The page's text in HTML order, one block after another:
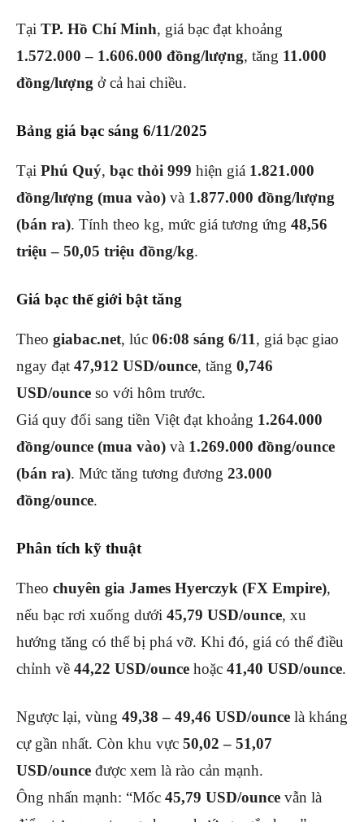
Tại TP. Hồ Chí Minh, giá bạc đạt khoảng
1.572.000 – 1.606.000 đồng/lượng, tăng 11.000
đồng/lượng ở cả hai chiều.
Bảng giá bạc sáng 6/11/2025
Tại Phú Quý, bạc thỏi 999 hiện giá 1.821.000
đồng/lượng (mua vào) và 1.877.000 đồng/lượng
(bán ra). Tính theo kg, mức giá tương ứng 48,56
triệu – 50,05 triệu đồng/kg.
Giá bạc thế giới bật tăng
Theo giabac.net, lúc 06:08 sáng 6/11, giá bạc giao
ngay đạt 47,912 USD/ounce, tăng 0,746
USD/ounce so với hôm trước.
Giá quy đổi sang tiền Việt đạt khoảng 1.264.000
đồng/ounce (mua vào) và 1.269.000 đồng/ounce
(bán ra). Mức tăng tương đương 23.000
đồng/ounce.
Phân tích kỹ thuật
Theo chuyên gia James Hyerczyk (FX Empire),
nếu bạc rơi xuống dưới 45,79 USD/ounce, xu
hướng tăng có thể bị phá vỡ. Khi đó, giá có thể điều
chỉnh về 44,22 USD/ounce hoặc 41,40 USD/ounce.
Ngược lại, vùng 49,38 – 49,46 USD/ounce là kháng
cự gần nhất. Còn khu vực 50,02 – 51,07
USD/ounce được xem là rào cản mạnh.
Ông nhấn mạnh: “Mốc 45,79 USD/ounce vẫn là